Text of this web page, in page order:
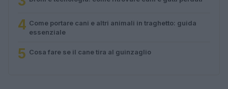
4 Come portare cani e altri animali in traghetto: guida
essenziale
5 Cosa fare se il cane tira al guinzaglio